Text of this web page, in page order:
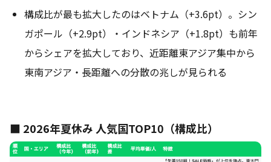
構成比が最も拡大したのはベトナム（+3.6pt）。シン
ガポール（+2.9pt）・インドネシア（+1.8pt）も前年
からシェアを拡大しており、近距離東アジア集中から
東南アジア・長距離への分散の兆しが見られる
■ 2026年夏休み 人気国TOP10（構成比）